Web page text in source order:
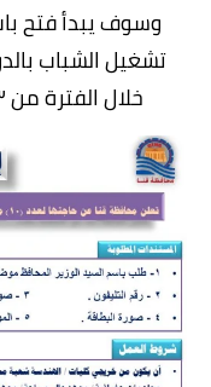
وسوف يبدأ فتح
تشغيل الشباب
خلال الفترة من ٢٠٢٤/٦/٢٣ حتى يوم ٢٠٢٤/٦/٢٧